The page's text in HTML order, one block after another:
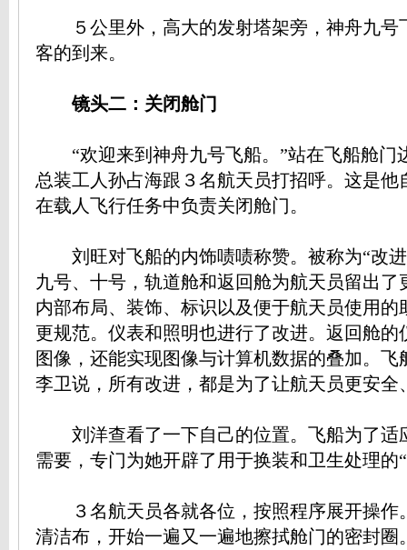
５公里外，高大的发射塔架旁，神舟九号
客的到来。
镜头二：关闭舱门
“欢迎来到神舟九号飞船。”站在飞船舱门
总装工人孙占海跟３名航天员打招呼。这是他
在载人飞行任务中负责关闭舱门。
刘旺对飞船的内饰啧啧称赞。被称为“改进
九号、十号，轨道舱和返回舱为航天员留出了
内部布局、装饰、标识以及便于航天员使用的
更规范。仪表和照明也进行了改进。返回舱的
图像，还能实现图像与计算机数据的叠加。飞
李卫说，所有改进，都是为了让航天员更安全
刘洋查看了一下自己的位置。飞船为了适
需要，专门为她开辟了用于换装和卫生处理的
３名航天员各就各位，按照程序展开操作
清洁布，开始一遍又一遍地擦拭舱门的密封圈